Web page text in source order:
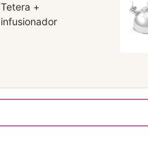
Tetera +
infusionador